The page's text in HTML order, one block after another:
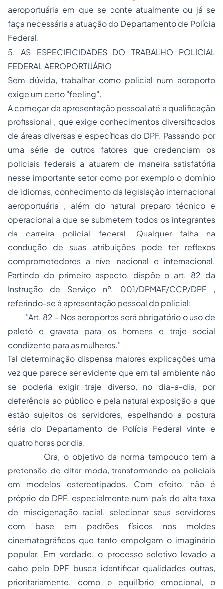
aeroportuária em que se conte atualmente ou já se
faça necessária a atuação do Departamento de Polícia
Federal.
5. AS ESPECIFICIDADES DO TRABALHO POLICIAL
FEDERAL AEROPORTUÁRIO
Sem dúvida, trabalhar como policial num aeroporto
exige um certo "feeling".
A começar da apresentação pessoal até a qualificação
profissional , que exige conhecimentos diversificados
de áreas diversas e específicas do DPF. Passando por
uma série de outros fatores que credenciam os
policiais federais a atuarem de maneira satisfatória
nesse importante setor como por exemplo o domínio
de idiomas, conhecimento da legislação internacional
aeroportuária , além do natural preparo técnico e
operacional a que se submetem todos os integrantes
da carreira policial federal. Qualquer falha na
condução de suas atribuições pode ter reflexos
comprometedores a nível nacional e internacional.
Partindo do primeiro aspecto, dispõe o art. 82 da
Instrução de Serviço nº. 001/DPMAF/CCP/DPF ,
referindo-se à apresentação pessoal do policial:
"Art. 82 - Nos aeroportos será obrigatório o uso de
paletó e gravata para os homens e traje social
condizente para as mulheres."
Tal determinação dispensa maiores explicações uma
vez que parece ser evidente que em tal ambiente não
se poderia exigir traje diverso, no dia-a-dia, por
deferência ao público e pela natural exposição a que
estão sujeitos os servidores, espelhando a postura
séria do Departamento de Polícia Federal vinte e
quatro horas por dia.
Ora, o objetivo da norma tampouco tem a
pretensão de ditar moda, transformando os policiais
em modelos estereotipados. Com efeito, não é
próprio do DPF, especialmente num país de alta taxa
de miscigenação racial, selecionar seus servidores
com base em padrões físicos nos moldes
cinematográficos que tanto empolgam o imaginário
popular. Em verdade, o processo seletivo levado a
cabo pelo DPF busca identificar qualidades outras,
prioritariamente, como o equilíbrio emocional, o